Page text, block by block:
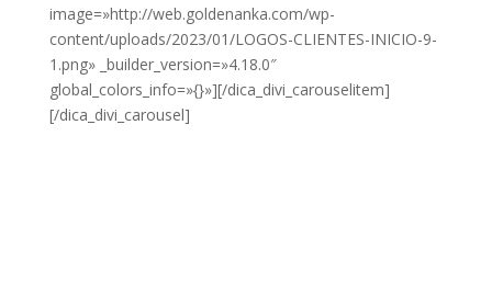
image=»http://web.goldenanka.com/wp-
content/uploads/2023/01/LOGOS-CLIENTES-INICIO-9-
1.png» _builder_version=»4.18.0″
global_colors_info=»{}»][/dica_divi_carouselitem]
[/dica_divi_carousel]